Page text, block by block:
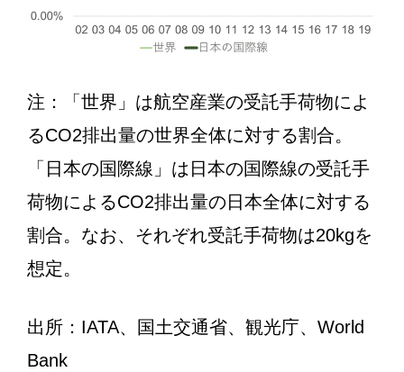
注：「世界」は航空産業の受託手荷物によ
るCO2排出量の世界全体に対する割合。
「日本の国際線」は日本の国際線の受託手
荷物によるCO2排出量の日本全体に対する
割合。なお、それぞれ受託手荷物は20kgを
想定。
出所：IATA、国土交通省、観光庁、World
Bank